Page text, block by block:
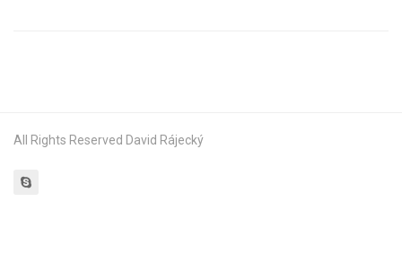
All Rights Reserved David Rájecký